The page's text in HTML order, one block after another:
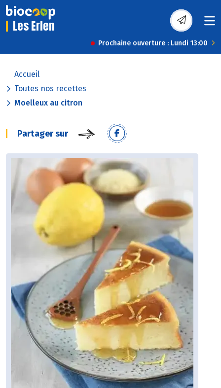
Les Erlen
Prochaine ouverture : Lundi 13:00
Accueil
Toutes nos recettes
Moelleux au citron
Partager sur